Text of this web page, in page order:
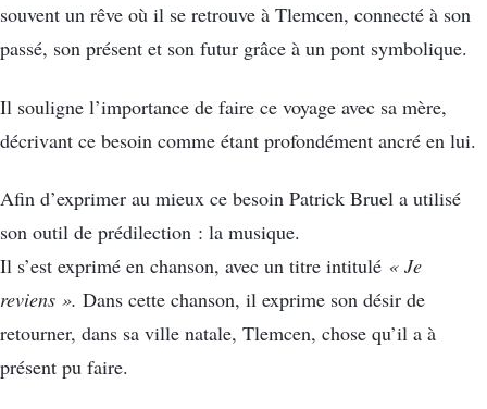
souvent un rêve où il se retrouve à Tlemcen, connecté à son
passé, son présent et son futur grâce à un pont symbolique.
Il souligne l’importance de faire ce voyage avec sa mère,
décrivant ce besoin comme étant profondément ancré en lui.
Afin d’exprimer au mieux ce besoin Patrick Bruel a utilisé
son outil de prédilection : la musique.
Il s’est exprimé en chanson, avec un titre intitulé « Je
reviens ». Dans cette chanson, il exprime son désir de
retourner, dans sa ville natale, Tlemcen, chose qu’il a à
présent pu faire.